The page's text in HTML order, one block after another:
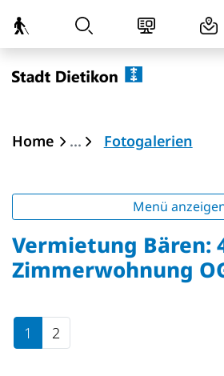
zur Startseite
Direkt zur Hauptnavigation
Direkt zum Inhalt
Direkt zur Suche
Direkt zum
Dietikon
Home Fotogalerien
Menü
Vermietung Bären:
Zimmerwohnung
1 2